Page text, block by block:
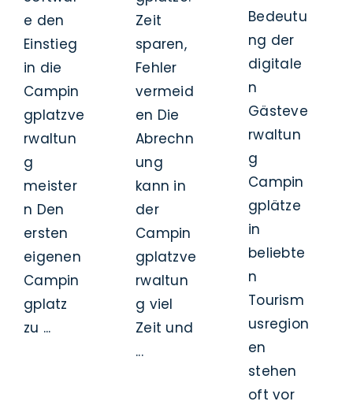
e den
Einstieg
in die
Campin
gplatzve
rwaltun
g
meister
n Den
ersten
eigenen
Campin
gplatz
zu ...
Zeit
sparen,
Fehler
vermeid
en Die
Abrechn
ung
kann in
der
Campin
gplatzve
rwaltun
g viel
Zeit und
...
Bedeutu
ng der
digitale
n
Gästeve
rwaltun
g
Campin
gplätze
in
beliebte
n
Tourism
usregion
en
stehen
oft vor